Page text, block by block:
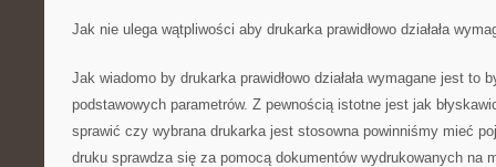
Jak nie ulega wątpliwości aby drukarka prawidłowo działała
Jak wiadomo by drukarka prawidłowo działała wymagane jest to
podstawowych parametrów. Z pewnością istotne jest jak
sprawić czy wybrana drukarka jest stosowna powinniśmy mieć
druku sprawdza się za pomocą dokumentów wydrukowanych na